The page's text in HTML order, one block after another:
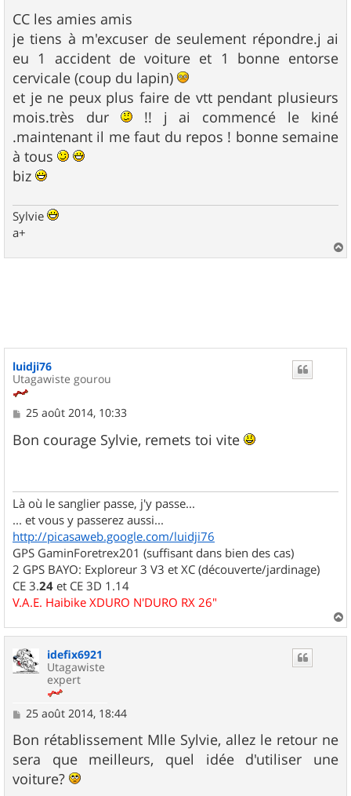
s
s
a
g
e
CC les amies amis
je tiens à m'excuser de seulement répondre.j ai
eu 1 accident de voiture et 1 bonne entorse
cervicale (coup du lapin)
et je ne peux plus faire de vtt pendant plusieurs
mois.très dur
!! j ai commencé le kiné
.maintenant il me faut du repos ! bonne semaine
à tous
biz
Sylvie
a+
a
luidji76
Utagawiste gourou
M
s
s
25 août 2014, 10:33
Bon courage Sylvie, remets toi vite
Là où le sanglier passe, j'y passe...
... et vous y passerez aussi...
http://picasaweb.google.com/luidji76
GPS GaminForetrex201 (suffisant dans bien des cas)
2 GPS BAYO: Exploreur 3 V3 et XC (découverte/jardinage)
CE 3.24 et CE 3D 1.14
V.A.E. Haibike XDURO N'DURO RX 26"
a
idefix6921
Utagawiste
expert
M
s
s
a
g
e
25 août 2014, 18:44
Bon rétablissement Mlle Sylvie, allez le retour ne
sera que meilleurs, quel idée d'utiliser une
voiture?